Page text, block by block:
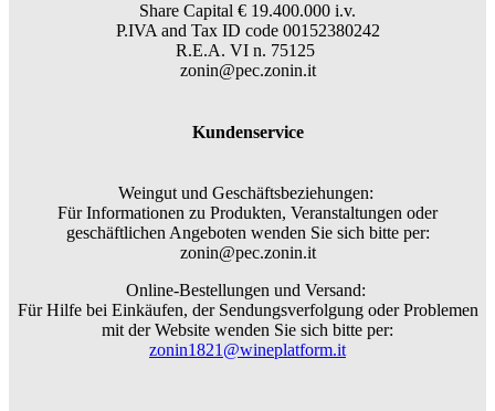
Share Capital € 19.400.000 i.v.
P.IVA and Tax ID code 00152380242
R.E.A. VI n. 75125
zonin@pec.zonin.it
Kundenservice
Weingut und Geschäftsbeziehungen:
Für Informationen zu Produkten, Veranstaltungen oder
geschäftlichen Angeboten wenden Sie sich bitte per:
zonin@pec.zonin.it
Online-Bestellungen und Versand:
Für Hilfe bei Einkäufen, der Sendungsverfolgung oder Problemen
mit der Website wenden Sie sich bitte per:
zonin1821@wineplatform.it